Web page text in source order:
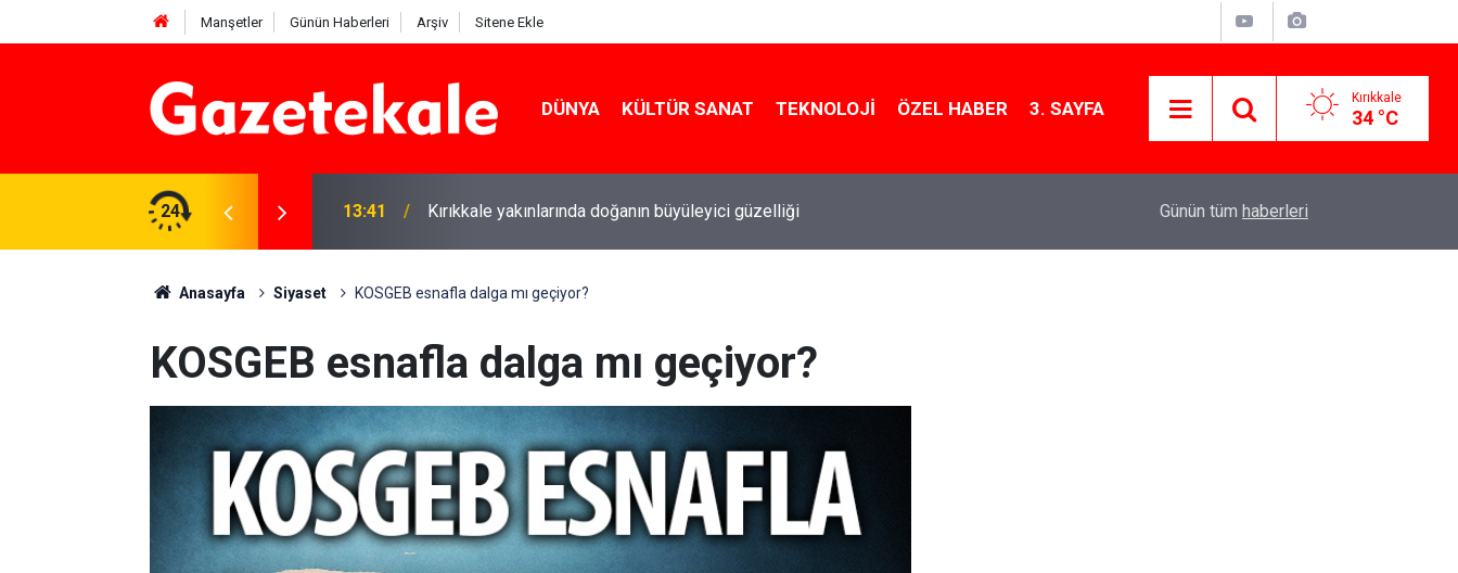
Manşetler Günün Haberleri Arşiv Sitene Ekle
DÜNYA KÜLTÜR SANAT TEKNOLOJI ÖZEL HABER 3. SAYFA Kırıkkale
34 °C
24
Çavdar başkan seçildi 13:41 Kırıkkale yakınlarında doğanın büyüleyici güzelliği Kırıkkale Çalılıöz Mahallesi'nde altyapı
Günün tüm haberleri
Anasayfa Siyaset KOSGEB esnafla dalga mı geçiyor?
KOSGEB esnafla dalga mı geçiyor?